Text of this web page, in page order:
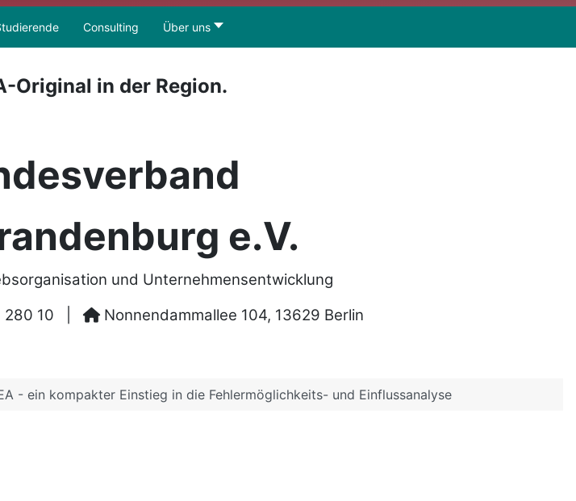
Consulting Über uns
Original in der Region.
e.V.
und Unternehmensentwicklung
10 Nonnendammallee 104, 13629 Berlin
- ein kompakter Einstieg in die Fehlermöglichkeits- und Einflussanalyse